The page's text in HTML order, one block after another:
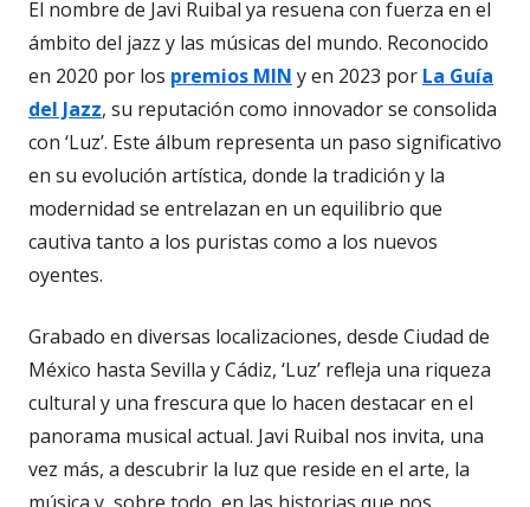
El nombre de Javi Ruibal ya resuena con fuerza en el
ámbito del jazz y las músicas del mundo. Reconocido
en 2020 por los premios MIN y en 2023 por La Guía
del Jazz, su reputación como innovador se consolida
con ‘Luz’. Este álbum representa un paso significativo
en su evolución artística, donde la tradición y la
modernidad se entrelazan en un equilibrio que
cautiva tanto a los puristas como a los nuevos
oyentes.
Grabado en diversas localizaciones, desde Ciudad de
México hasta Sevilla y Cádiz, ‘Luz’ refleja una riqueza
cultural y una frescura que lo hacen destacar en el
panorama musical actual. Javi Ruibal nos invita, una
vez más, a descubrir la luz que reside en el arte, la